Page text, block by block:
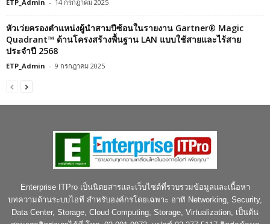
ETP_Admin - 14 กรกฎาคม 2025
หัวเว่ยครองตำแหน่งผู้นำสามปีซ้อนในรายงาน Gartner® Magic
Quadrant™ ด้านโครงสร้างพื้นฐาน LAN แบบใช้สายและไร้สาย
ประจำปี 2568
ETP_Admin - 9 กรกฎาคม 2025
Enterprise ITPro เป็นนิตยสารและเว็บไซต์ที่รวบรวมข้อมูลและเนื้อหา
บทความด้านระบบไอที สำหรับองค์กรโดยเฉพาะ อาทิ Networking, Security,
Data Center, Storage, Cloud Computing, Storage, Virtualization, เป็นต้น